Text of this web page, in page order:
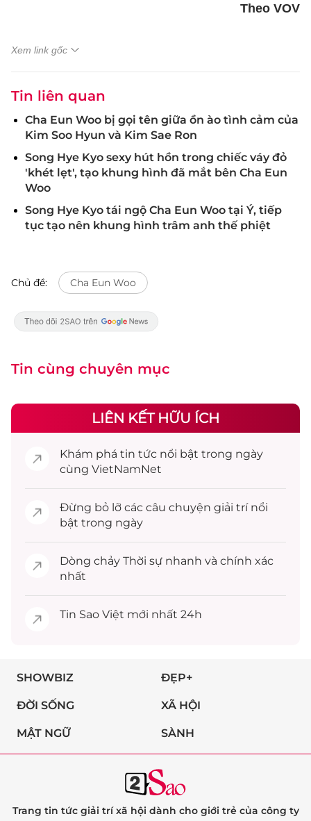
Theo VOV
Xem link gốc
Tin liên quan
Cha Eun Woo bị gọi tên giữa ồn ào tình cảm của
Kim Soo Hyun và Kim Sae Ron
Song Hye Kyo sexy hút hồn trong chiếc váy đỏ
'khét lẹt', tạo khung hình đã mắt bên Cha Eun
Woo
Song Hye Kyo tái ngộ Cha Eun Woo tại Ý, tiếp
tục tạo nên khung hình trâm anh thế phiệt
Chủ đề: Cha Eun Woo
Tin cùng chuyên mục
LIÊN KẾT HỮU ÍCH
Khám phá tin tức nổi bật trong ngày
cùng VietNamNet
Đừng bỏ lỡ các câu chuyện giải trínổi
bật trong ngày
Dòng chảy Thời sự nhanh và chính xác
nhất
Tin Sao Việt mới nhất 24h
SHOWBIZ ĐẸP+
ĐỜI SỐNG XÃ HỘI
MẬT NGỮ SÀNH
Trang tin tức giải trí xã hội dành cho giới trẻ của công ty